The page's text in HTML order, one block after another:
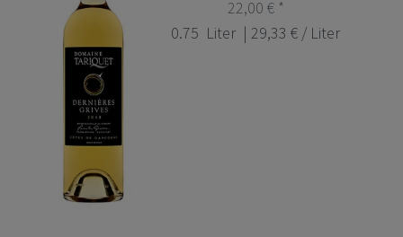
22,00 € *
0.75 Liter | 29,33 € / Liter